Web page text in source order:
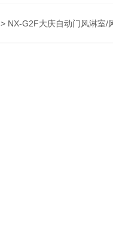
> NX-G2F大庆自动门风淋室/